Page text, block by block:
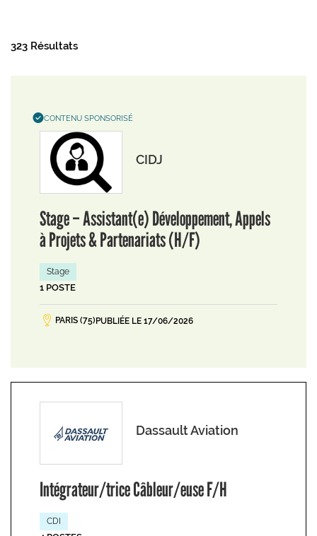
323 Résultats
CONTENU SPONSORISÉ
CIDJ
Stage – Assistant(e) Développement, Appels
à Projets & Partenariats (H/F)
Stage
1 POSTE
PARIS (75) PUBLIÉE LE 17/06/2026
Dassault Aviation
Intégrateur/trice Câbleur/euse F/H
CDI